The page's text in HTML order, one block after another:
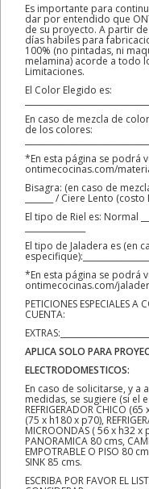
Es importante para
dar por entendido que
de su proyecto. A partir
días habiles para
100% (no pintadas, ni
melamina) acorde a todo
Limitaciones.
El Color Elegido es:
En caso de mezcla de
de los colores:
*En esta página se podrá
ontimecocinas.com/
Bisagra: (en caso de
_______ / Ciere Lento (costo
El tipo de Riel es: Normal
_______________
El tipo de Jaladera es (en
*En esta página se podrá
ontimecocinas.com/
PETICIONES ESPECIALES A
CUENTA:
APLICA SOLO PARA
ELECTRODOMESTICOS:
En caso de solicitarse, y a
medidas, se sugiere (si el
REFRIGERADOR CHICO
(75 x h180 x p70),
MICROONDAS ( 56 x h32 x
PANORAMICA 80 cms,
EMPOTRABLE O PISO 80
SINK 85 cms.
ESCRIBA POR FAVOR EL